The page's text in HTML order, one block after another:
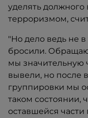
уделять
терроризмом,
"Но дело ведь не
бросили. Обращаю
мы значительную
вывели, но после
группировки мы
таком состоянии,
оставшейся